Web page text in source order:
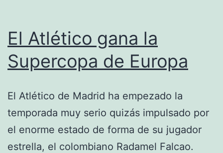
El Atlético gana la
Supercopa de Europa
El Atlético de Madrid ha empezado la
temporada muy serio quizás impulsado por
el enorme estado de forma de su jugador
estrella, el colombiano Radamel Falcao.